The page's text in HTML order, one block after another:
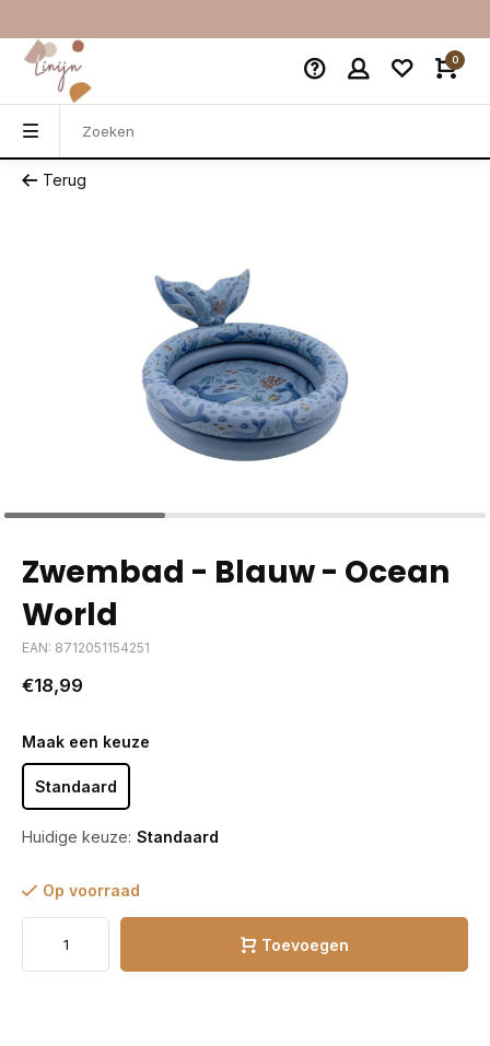
0
Terug
Zwembad - Blauw - Ocean
World
EAN: 8712051154251
€18,99
Maak een keuze
Standaard
Huidige keuze: Standaard
Op voorraad
Toevoegen